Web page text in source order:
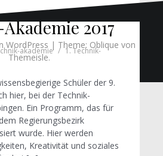
2017
akademie
1. Technik-
Schüler der 9.
hier, bei der Technik-
Ein Programm, das für
Regierungsbezirk
wurde. Hier werden
Kreativität und soziales
WordPress | Theme: Oblique von
Themeisle.